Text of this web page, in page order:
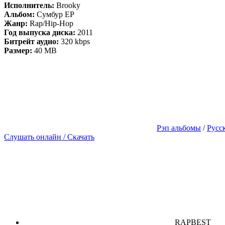
Исполнитель: Brooky
Альбом: Cумбур EP
Жанр: Rap/Hip-Hop
Год выпуска диска: 2011
Битрейт аудио: 320 kbps
Размер: 40 MB
Рэп альбомы /
Слушать онлайн / Скачать
RAPBEST